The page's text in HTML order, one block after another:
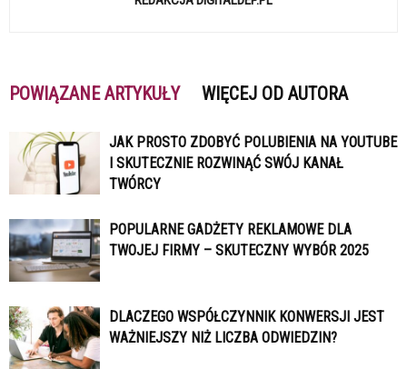
POWIĄZANE ARTYKUŁY WIĘCEJ OD AUTORA
JAK PROSTO ZDOBYĆ POLUBIENIA NA YOUTUBE
I SKUTECZNIE ROZWINĄĆ SWÓJ KANAŁ
TWÓRCY
POPULARNE GADŻETY REKLAMOWE DLA
TWOJEJ FIRMY – SKUTECZNY WYBÓR 2025
DLACZEGO WSPÓŁCZYNNIK KONWERSJI JEST
WAŻNIEJSZY NIŻ LICZBA ODWIEDZIN?